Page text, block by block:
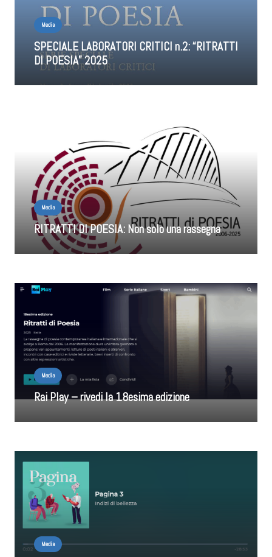
Media
SPECIALE LABORATORI CRITICI n.2: “RITRATTI
DI POESIA” 2025
Media
RITRATTI DI POESIA: Non solo una rassegna
Media
Rai Play – rivedi la 18esima edizione
Media